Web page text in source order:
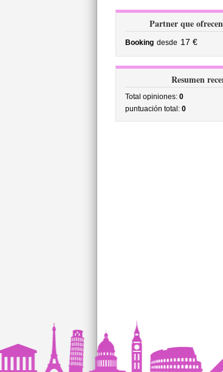
Partner que
Booking desde 17 €
Resumen
Total opiniones: 0
puntuación total: 0